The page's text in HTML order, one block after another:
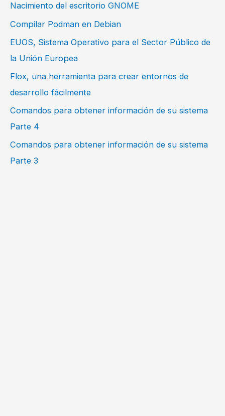
Nacimiento del escritorio GNOME
Compilar Podman en Debian
EUOS, Sistema Operativo para el Sector Público de
la Unión Europea
Flox, una herramienta para crear entornos de
desarrollo fácilmente
Comandos para obtener información de su sistema
Parte 4
Comandos para obtener información de su sistema
Parte 3